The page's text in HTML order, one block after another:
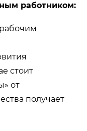
работником:
стоит
от
получает